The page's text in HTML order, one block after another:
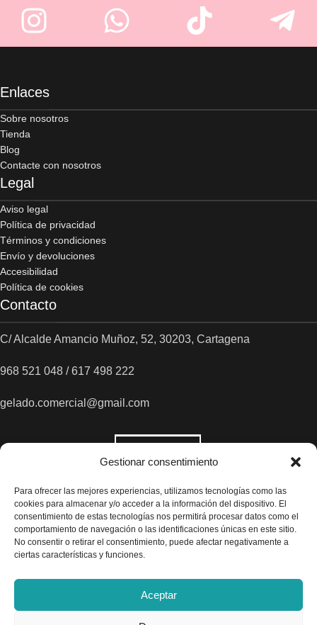
Gestionar consentimiento
Para ofrecer las mejores experiencias, utilizamos tecnologías como las
cookies para almacenar y/o acceder a la información del dispositivo. El
consentimiento de estas tecnologías nos permitirá procesar datos como el
comportamiento de navegación o las identificaciones únicas en este sitio.
No consentir o retirar el consentimiento, puede afectar negativamente a
ciertas características y funciones.
Aceptar
Enlaces
Sobre nosotros
Tienda
Blog
Contacte con nosotros
Legal
Aviso legal
Política de privacidad
Términos y condiciones
Envío y devoluciones
Accesibilidad
Política de cookies
Contacto
C/ Alcalde Amancio Muñoz, 52, 30203, Cartagena
968 521 048 / 617 498 222
gelado.comercial@gmail.com